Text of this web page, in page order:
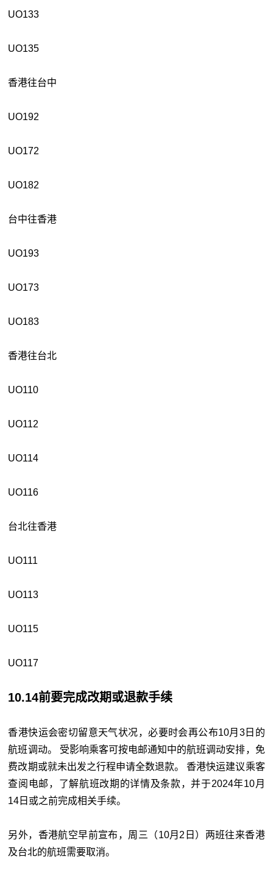
UO133
UO135
香港往台中
UO192
UO172
UO182
台中往香港
UO193
UO173
UO183
香港往台北
UO110
UO112
UO114
UO116
台北往香港
UO111
UO113
UO115
UO117
10.14前要完成改期或退款手续
香港快运会密切留意天气状况，必要时会再公布10月3日的
航班调动。 受影响乘客可按电邮通知中的航班调动安排，免
费改期或就未出发之行程申请全数退款。 香港快运建议乘客
查阅电邮，了解航班改期的详情及条款，并于2024年10月
14日或之前完成相关手续。
另外，香港航空早前宣布，周三（10月2日）两班往来香港
及台北的航班需要取消。